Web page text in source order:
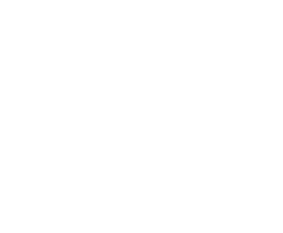
尔特
宾瑟·格拉默